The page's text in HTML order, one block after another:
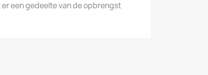
een gedeelte van de opbrengst